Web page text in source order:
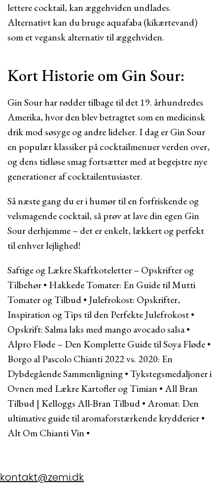
lettere cocktail, kan æggehviden undlades.
Alternativt kan du bruge aquafaba (kikærtevand)
som et vegansk alternativ til æggehviden.
Kort Historie om Gin Sour:
Gin Sour har rødder tilbage til det 19. århundredes
Amerika, hvor den blev betragtet som en medicinsk
drik mod søsyge og andre lidelser. I dag er Gin Sour
en populær klassiker på cocktailmenuer verden over,
og dens tidløse smag fortsætter med at begejstre nye
generationer af cocktailentusiaster.
Så næste gang du er i humør til en forfriskende og
velsmagende cocktail, så prøv at lave din egen Gin
Sour derhjemme – det er enkelt, lækkert og perfekt
til enhver lejlighed!
Saftige og Lækre Skaftkoteletter – Opskrifter og
Tilbehør• Hakkede Tomater: En Guide til Mutti
Tomater og Tilbud• Julefrokost: Opskrifter,
Inspiration og Tips til den Perfekte Julefrokost•
Opskrift: Salma laks med mango avocado salsa•
Alpro Fløde – Den Komplette Guide til Soya Fløde•
Borgo al Pascolo Chianti 2022 vs. 2020: En
Dybdegående Sammenligning•Tykstegsmedaljoner i
Ovnen med Lækre Kartofler og Timian •All Bran
Tilbud | Kelloggs All-Bran Tilbud•Aromat: Den
ultimative guide til aromaforstærkende krydderier•
Alt Om Chianti Vin •
kontakt@zemi.dk